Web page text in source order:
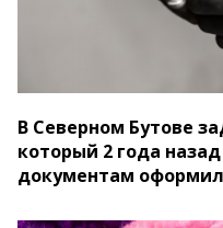
В Северном Бутове
который 2 года
документам